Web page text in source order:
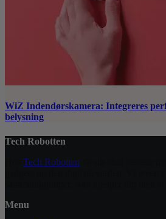
WiZ Indendørskamera: Integreres
belysning
Tech Robotten
Tech Robotten
Menu